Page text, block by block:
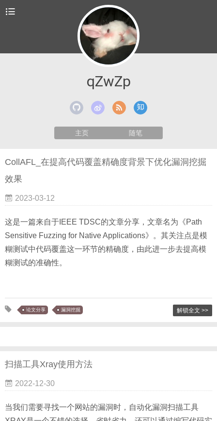
qZwZp
主页 随笔
CollAFL_在提高代码覆盖精确度背景下优化漏洞挖掘
效果
2023-03-12
这是一篇来自于IEEE TDSC的文章分享，文章名为《Path
Sensitive Fuzzing for Native Applications》。其关注点是模
糊测试中代码覆盖这一环节的精确度，由此进一步去提高模
糊测试的准确性。
论文分享 漏洞挖掘 解锁全文 >>
扫描工具Xray使用方法
2022-12-30
当我们需要寻找一个网站的漏洞时，自动化漏洞扫描工具